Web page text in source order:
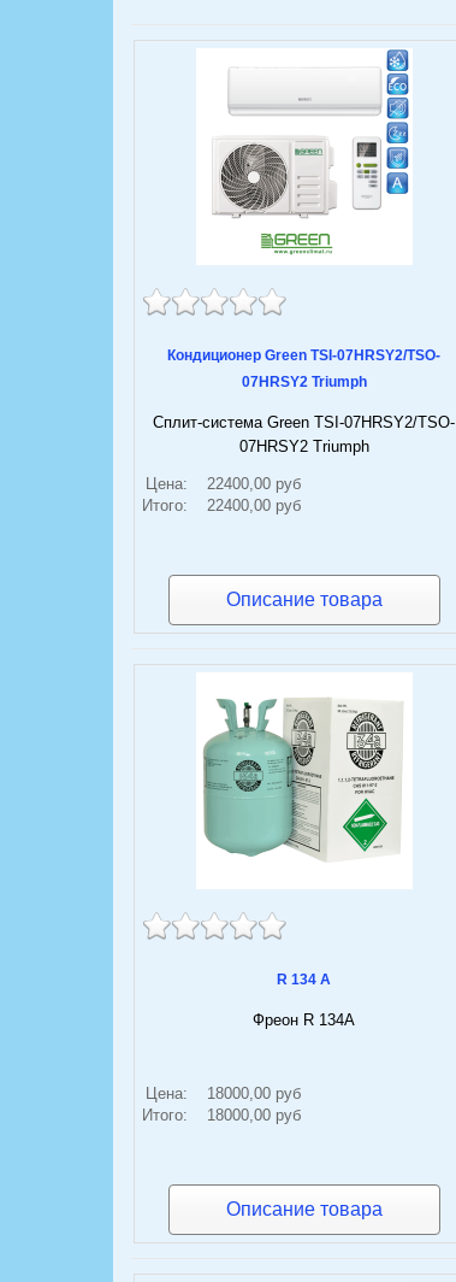
Кондиционер Green TSI-07HRSY2/TSO-
07HRSY2 Triumph
Сплит-система Green TSI-07HRSY2/TSO-
07HRSY2 Triumph
Цена:
22400,00 руб
Итого:
22400,00 руб
Описание товара
R 134 A
Фреон R 134А
Цена:
18000,00 руб
Итого:
18000,00 руб
Описание товара